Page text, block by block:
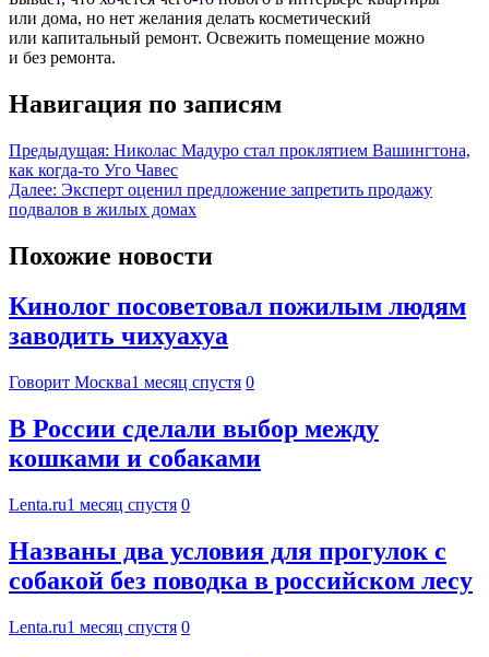
или дома, но нет желания делать косметический
или капитальный ремонт. Освежить помещение можно
и без ремонта.
Навигация по записям
Предыдущая: Николас Мадуро стал проклятием Вашингтона,
как когда-то Уго Чавес
Далее: Эксперт оценил предложение запретить продажу
подвалов в жилых домах
Похожие новости
Кинолог посоветовал пожилым людям
заводить чихуахуа
Говорит Москва1 месяц спустя 0
В России сделали выбор между
кошками и собаками
Lenta.ru1 месяц спустя 0
Названы два условия для прогулок с
собакой без поводка в российском лесу
Lenta.ru1 месяц спустя 0